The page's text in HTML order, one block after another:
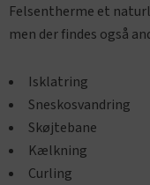
Felsentherme et
men der findes også
Isklatring
Sneskosvandring
Skøjtebane
Kælkning
Curling